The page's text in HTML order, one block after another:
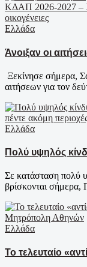
Ελλάδα
Άνοιξαν οι
Ξεκίνησε σήμερα,
αιτήσεων για τον
Ελλάδα
Πολύ υψηλός
Σε κατάσταση πολύ
βρίσκονται
Ελλάδα
Το τελευταίο